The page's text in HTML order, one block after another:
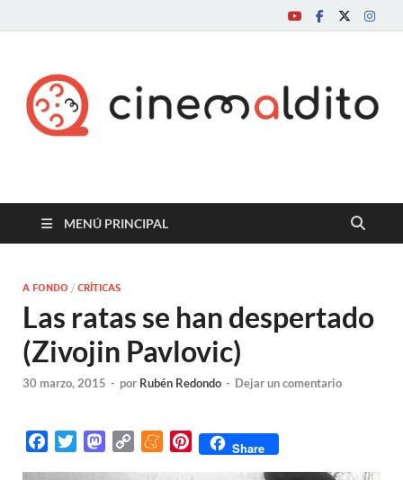
Cine maldito
MENÚ PRINCIPAL
A FONDO / CRÍTICAS
Las ratas se han despertado
(Zivojin Pavlovic)
30 marzo, 2015 - por Rubén Redondo - Dejar un comentario
M
M
P
Share